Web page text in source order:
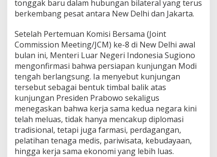
o
t
a
s
I
n
d
i
a
tonggak baru dalam hubungan bilateral yang terus
berkembang pesat antara New Delhi dan Jakarta.
Setelah Pertemuan Komisi Bersama (Joint
Commission Meeting/JCM) ke-8 di New Delhi awal
bulan ini, Menteri Luar Negeri Indonesia Sugiono
mengonfirmasi bahwa persiapan kunjungan Modi
tengah berlangsung. Ia menyebut kunjungan
tersebut sebagai bentuk timbal balik atas
kunjungan Presiden Prabowo sekaligus
menegaskan bahwa kerja sama kedua negara kini
telah meluas, tidak hanya mencakup diplomasi
tradisional, tetapi juga farmasi, perdagangan,
pelatihan tenaga medis, pariwisata, kebudayaan,
hingga kerja sama ekonomi yang lebih luas.